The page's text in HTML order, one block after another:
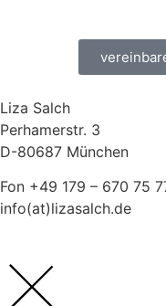
Liza Salch
Perhamerstr. 3
D-80687 München
Fon +49 179 – 670 75
info(at)lizasalch.de